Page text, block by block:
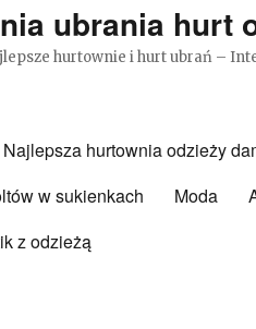
ubrania hurt
hurtownie i hurt ubrań –
Najlepsza hurtownia odzieży
w sukienkach
Moda
z odzieżą